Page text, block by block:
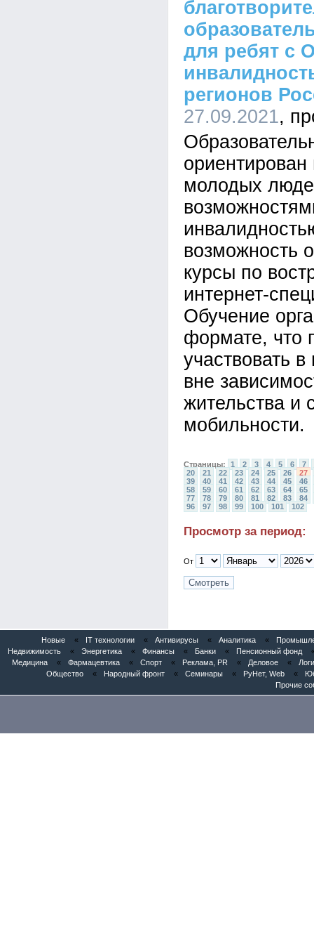
для ребят с
регионов
27.09.2021
ориентирован
молодых
возможность
курсы по
интернет-
Обучение
формате, что
участвовать
вне
жительства и
мобильности.
Страницы: 1 2 3 4 5 6
7
20
21 22 23 24 25 26
27
39
40 41 42 43 44 45
46
58
59 60 61 62 63 64
65
77
78 79 80 81 82 83
84
96
97 98 99 100 101 102
Просмотр за период:
От
Новые « IT технологии « Антивирусы « Аналитика «
Недвижимость
« Энергетика « Финансы « Банки « Пенсионный фонд
Медицина
« Фармацевтика « Спорт « Реклама, PR « Деловое «
Общество
« Народный фронт « Семинары « РуНет, Web «
Прочие